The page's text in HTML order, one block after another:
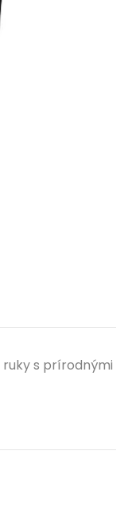
s prírodnými